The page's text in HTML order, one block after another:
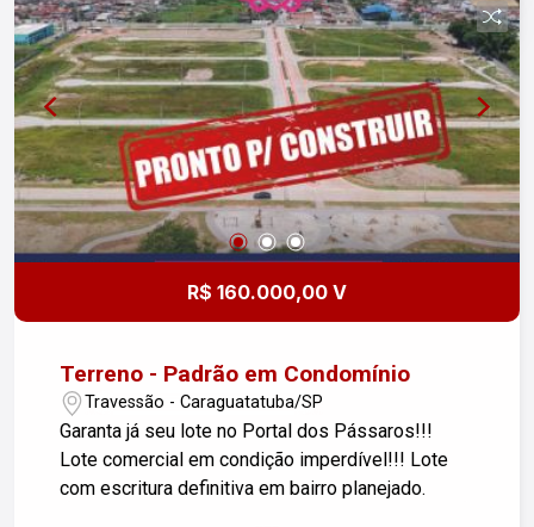
R$ 160.000,00 V
Terreno - Padrão em Condomínio
Travessão - Caraguatatuba/SP
Garanta já seu lote no Portal dos Pássaros!!!
Lote comercial em condição imperdível!!! Lote
com escritura definitiva em bairro planejado.